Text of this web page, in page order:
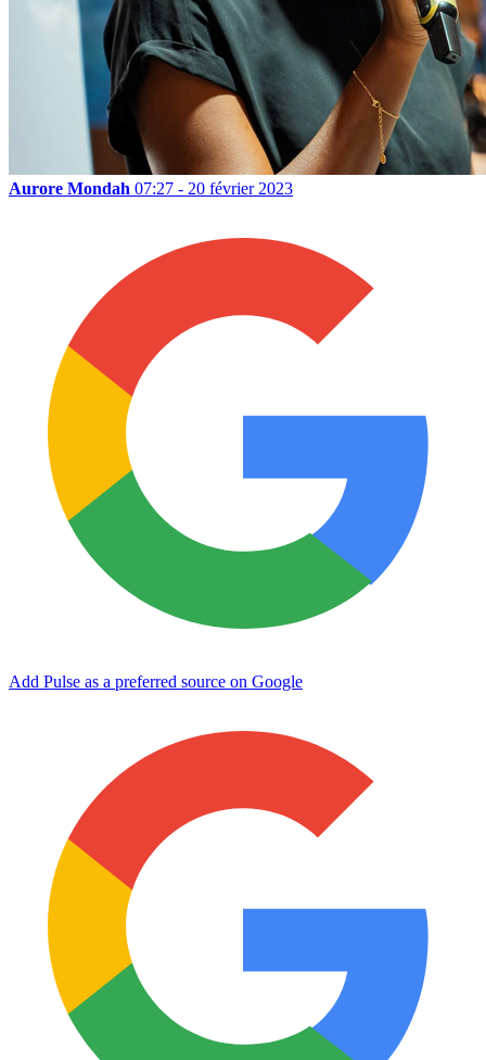
Aurore Mondah 07:27 - 20 février 2023
Add Pulse as a preferred source on Google